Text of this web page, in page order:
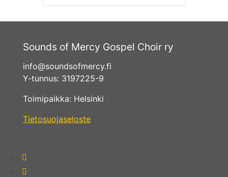
Sounds of Mercy Gospel Choir ry
info@soundsofmercy.fi
Y-tunnus: 3197225-9
Toimipaikka: Helsinki
Tietosuojaseloste